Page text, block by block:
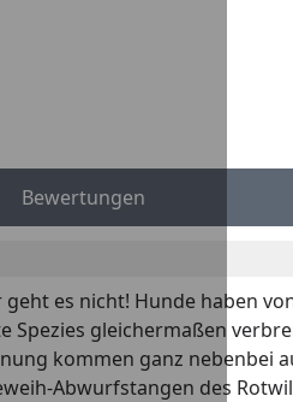
Bewertungen
es nicht! Hunde haben
Spezies gleichermaßen
kommen ganz nebenbei
Abwurfstangen des